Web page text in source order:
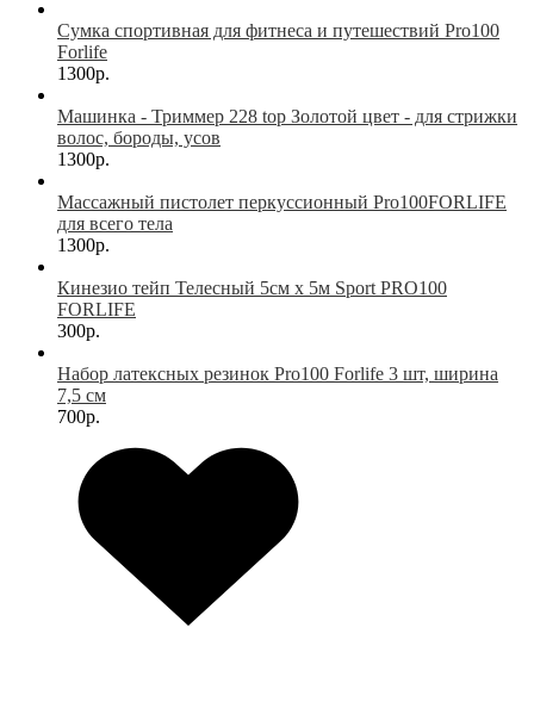
Сумка спортивная для фитнеса и путешествий Pro100
Forlife
1300р.
Машинка - Триммер 228 top Золотой цвет - для стрижки
волос, бороды, усов
1300р.
Массажный пистолет перкуссионный Pro100FORLIFE
для всего тела
1300р.
Кинезио тейп Телесный 5см х 5м Sport PRO100
FORLIFE
300р.
Набор латексных резинок Pro100 Forlife 3 шт, ширина
7,5 см
700р.